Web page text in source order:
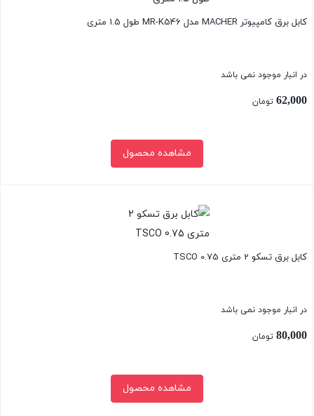
کابل برق کامپیوتر MACHER مدل MR-K546 طول 1.5 متری
در انبار موجود نمی باشد
62,000 تومان
مشاهده محصول
کابل برق تسکو 2 متری TSCO 0.75
در انبار موجود نمی باشد
80,000 تومان
مشاهده محصول